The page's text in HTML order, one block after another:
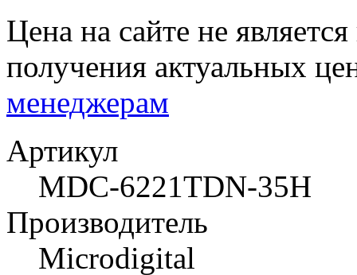
Цена на сайте не
получения актуальных
менеджерам
Артикул
MDC-6221TDN-35Н
Производитель
Microdigital